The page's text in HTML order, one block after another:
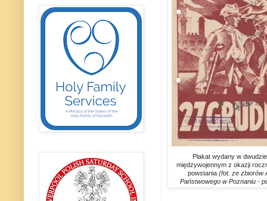
Plakat wydany w
międzywojennym z okazji
powstania (fot. ze zbiorów
Państwowego w Poznaniu -